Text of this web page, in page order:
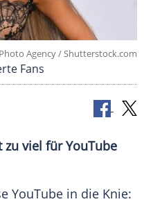
Agency / Shutterstock.com
Fans
zu viel fürYouTube
YouTube in die Knie: